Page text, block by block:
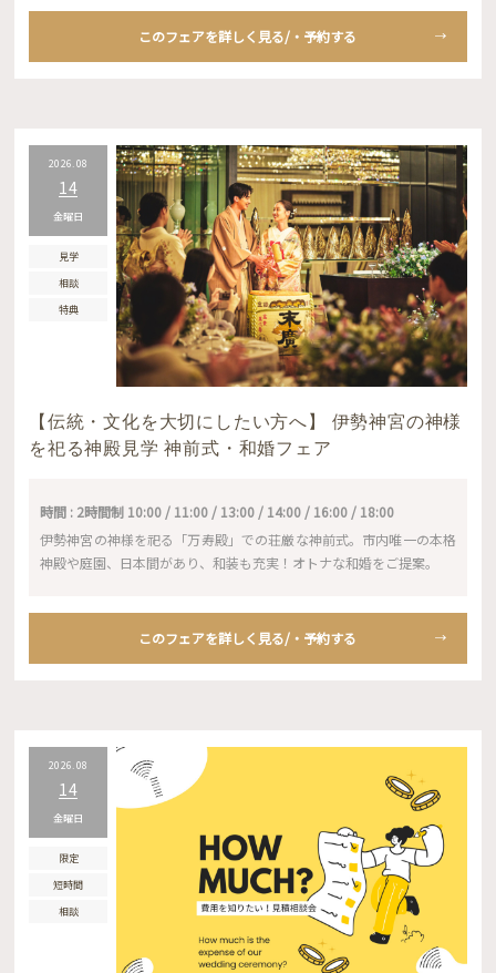
このフェアを詳しく見る/・予約する
2026.08
14
金曜日
見学
相談
特典
【伝統・文化を大切にしたい方へ】 伊勢神宮の神様
を祀る神殿見学 神前式・和婚フェア
時間 : 2時間制 10:00 / 11:00 / 13:00 / 14:00 / 16:00 / 18:00
伊勢神宮の神様を祀る「万寿殿」での荘厳な神前式。市内唯一の本格
神殿や庭園、日本間があり、和装も充実！オトナな和婚をご提案。
このフェアを詳しく見る/・予約する
2026.08
14
金曜日
限定
短時間
相談